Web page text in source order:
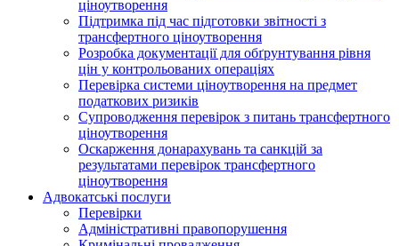
ціноутворення
Підтримка під час підготовки звітності з
трансфертного ціноутворення
Розробка документації для обґрунтування рівня
цін у контрольованих операціях
Перевірка системи ціноутворення на предмет
податкових ризиків
Супроводження перевірок з питань трансфертного
ціноутворення
Оскарження донарахувань та санкцій за
результатами перевірок трансфертного
ціноутворення
Адвокатські послуги
Перевірки
Адміністративні правопорушення